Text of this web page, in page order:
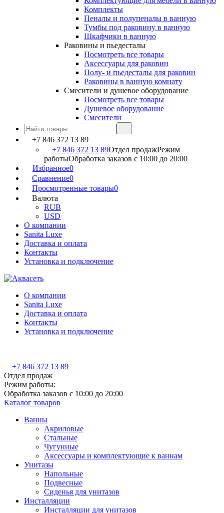
Комплекты
Пеналы и полупеналы в ванную
Тумбы под раковину в ванную
Шкафчики в ванную
Раковины и пьедесталы
Посмотреть все товары
Аксессуары для раковин
Полу- и пьедесталы для раковин
Раковины в ванную комнату
Смесители и душевое оборудование
Посмотреть все товары
Душевое оборудование
Смесители
+7 846 372 13 89
+7 846 372 13 89Отдел продажРежим
работыОбработка заказов с 10:00 до 20:00
Избранное0
Сравнение0
Просмотренные товары0
Валюта
RUB
USD
О компании
Sanita Luxe
Доставка и оплата
Контакты
Установка и подключение
О компании
Sanita Luxe
Доставка и оплата
Контакты
Установка и подключение
+7 846 372 13 89
Отдел продаж
Режим работы:
Обработка заказов с 10:00 до 20:00
Каталог товаров
Ванны
Акриловые
Стальные
Чугунные
Аксессуары и комплектующие к ваннам
Унитазы
Напольные
Подвесные
Сиденья для унитазов
Инсталляции
Инсталляции для унитазов